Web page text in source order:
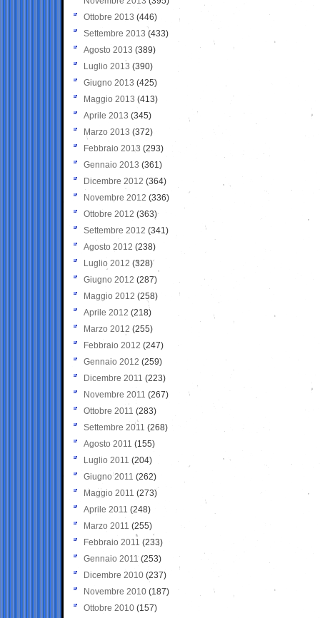
Ottobre 2013 (446)
Settembre 2013 (433)
Agosto 2013 (389)
Luglio 2013 (390)
Giugno 2013 (425)
Maggio 2013 (413)
Aprile 2013 (345)
Marzo 2013 (372)
Febbraio 2013 (293)
Gennaio 2013 (361)
Dicembre 2012 (364)
Novembre 2012 (336)
Ottobre 2012 (363)
Settembre 2012 (341)
Agosto 2012 (238)
Luglio 2012 (328)
Giugno 2012 (287)
Maggio 2012 (258)
Aprile 2012 (218)
Marzo 2012 (255)
Febbraio 2012 (247)
Gennaio 2012 (259)
Dicembre 2011 (223)
Novembre 2011 (267)
Ottobre 2011 (283)
Settembre 2011 (268)
Agosto 2011 (155)
Luglio 2011 (204)
Giugno 2011 (262)
Maggio 2011 (273)
Aprile 2011 (248)
Marzo 2011 (255)
Febbraio 2011 (233)
Gennaio 2011 (253)
Dicembre 2010 (237)
Novembre 2010 (187)
Ottobre 2010 (157)